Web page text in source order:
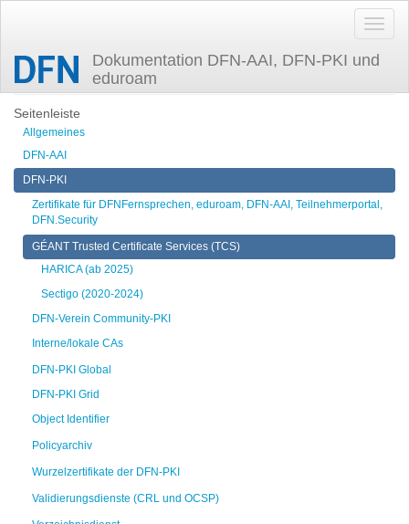
Dokumentation DFN-AAI, DFN-PKI und
eduroam
Zuletzt angesehen tcs
Seitenleiste
Allgemeines
DFN-AAI
DFN-PKI
Zertifikate für DFNFernsprechen, eduroam, DFN-AAI, Teilnehmerportal,
DFN.Security
GÉANT Trusted Certificate Services (TCS)
HARICA (ab 2025)
Sectigo (2020-2024)
DFN-Verein Community-PKI
Interne/lokale CAs
DFN-PKI Global
DFN-PKI Grid
Object Identifier
Policyarchiv
Wurzelzertifikate der DFN-PKI
Validierungsdienste (CRL und OCSP)